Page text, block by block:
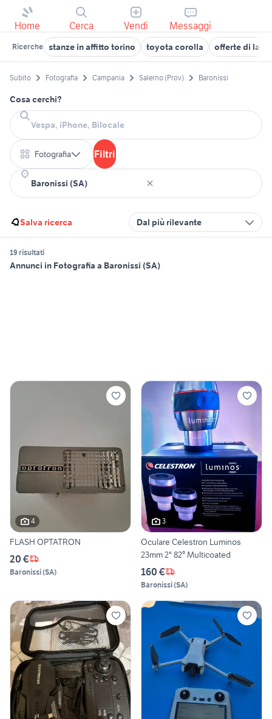
Home Cerca Vendi Messaggi
Ricerche stanze in affitto torino toyota corolla offerte di
Subito Fotografia Campania Salerno (Prov) Baronissi
Cosa cerchi?
Fotografia Filtri
Salva ricerca Dal più rilevante
19 risultati
Annunci in Fotografia a Baronissi (SA)
4
FLASH OPTATRON
20 €
Baronissi(SA)
3
Oculare Celestron Luminos
23mm 2" 82⁰ Multicoated
160 €
Baronissi(SA)